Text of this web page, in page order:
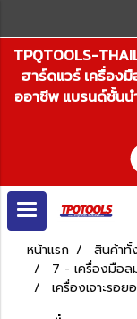
TPQTOOLS-
ฮาร์ดแวร์ เครื่อง
ออาชีพ แบรนด์ชั้นน
หน้าแรก
สินค้าทั้
7 - เครื่องมือ
เครื่องเจาะรอย